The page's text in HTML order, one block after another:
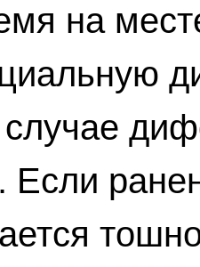
на
Если